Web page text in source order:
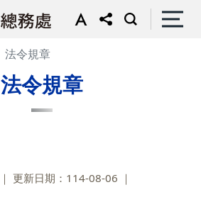
法令規章
法令規章
更新日期：114-08-06